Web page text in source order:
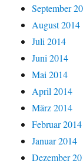
September
August 2014
Juli 2014
Juni 2014
Mai 2014
April 2014
März 2014
Februar 2014
Januar 2014
Dezember